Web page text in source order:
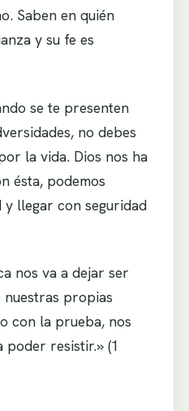
Saben en quién
y su fe es
se te presenten
no debes
la vida. Dios nos ha
ésta, podemos
llegar con seguridad
nos va a dejar ser
nuestras propias
con la prueba, nos
resistir.» (1